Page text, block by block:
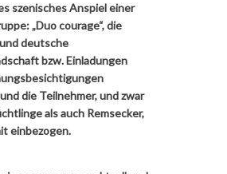
szenisches Anspiel einer
„Duo courage“, die
deutsche
bzw. Einladungen
die Teilnehmer, und zwar
als auch Remsecker,
einbezogen.